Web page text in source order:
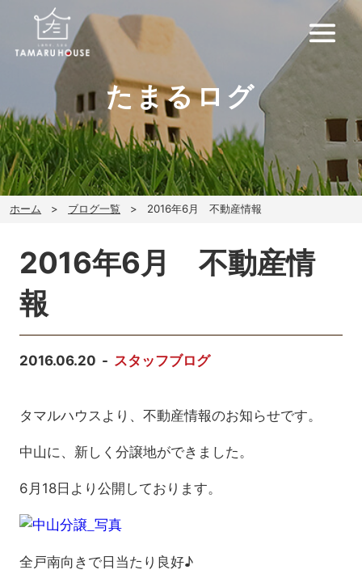
たまるログ
ホーム ブログ一覧 2016年6月 不動産情報
2016年6月 不動産情
報
2016.06.20 スタッフブログ
タマルハウスより、不動産情報のお知らせです。
中山に、新しく分譲地ができました。
6月18日より公開しております。
全戸南向きで日当たり良好♪